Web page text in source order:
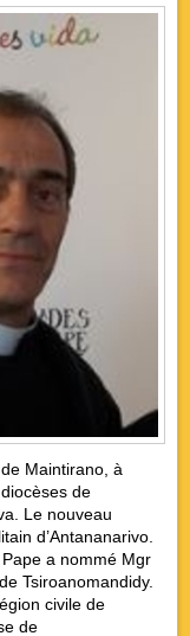
Maintirano, à
de
Le nouveau
d’Antananarivo.
a nommé Mgr
Tsiroanomandidy.
civile de
de